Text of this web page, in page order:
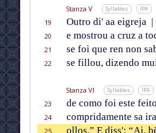
Stanza V Syllables IPA
19 Outro di' aa eigreja |
20
e mostrou a cruz a
21
se foi que ren non
22
se fillou, dizendo
Stanza VI Syllables IPA
23 de como foi este feito
24
compridamente sa
25
ollos.” E diss': “Ai,